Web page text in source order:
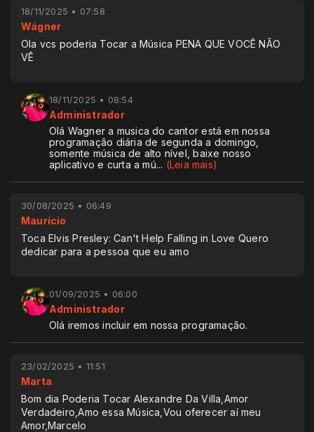
Wágner
18/11/2025 • 07:58
Ola vcs poderia Tocar a Música PENA QUE VOCÊ NÃO
VÊ
Administrador
18/11/2025 • 08:54
Olá Wagner a musica do cantor está em nossa
programação diária de segunda a domingo,
somente música de alto nível, baixe nosso
aplicativo e curta a mú... (Leia mais)
Maurício
30/08/2025 • 06:49
Toca Elvis Presley: Can't Help Falling in Love Quero
dedicar para a pessoa que eu amo
Administrador
01/09/2025 • 06:00
Olá iremos incluir em nossa programação.
Marta
23/02/2025 • 11:51
Bom dia Poderia Tocar Alexandre Da Villa,Amor
Verdadeiro,Amo essa Música,Vou oferecer aí meu
Amor,Marcelo